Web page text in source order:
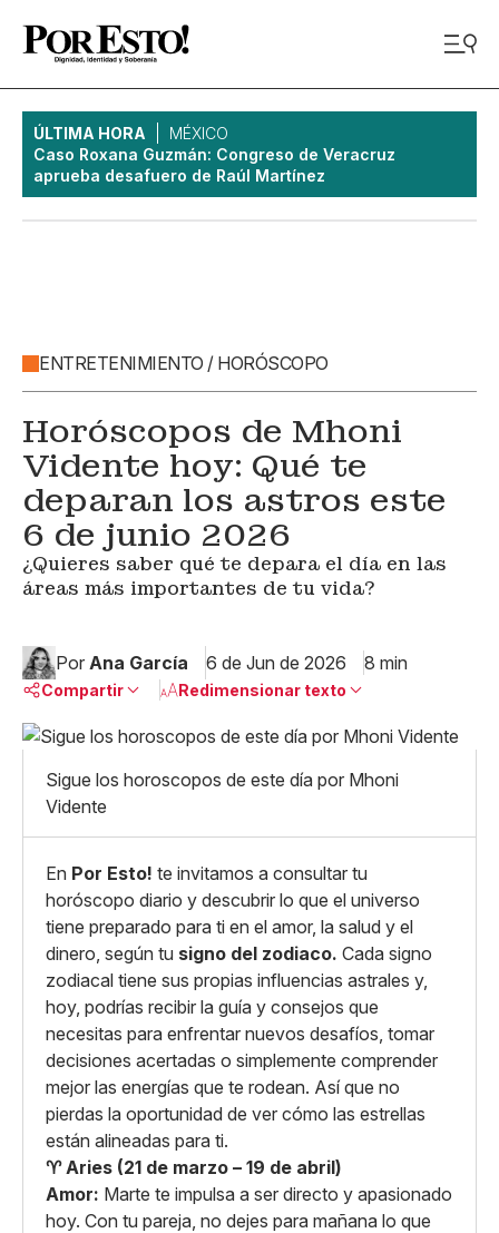
ÚLTIMA HORA
MÉXICO
Caso Roxana Guzmán: Congreso de Veracruz
aprueba desafuero de Raúl Martínez
ENTRETENIMIENTO / HORÓSCOPO
Horóscopos de Mhoni
Vidente hoy: Qué te
deparan los astros este
6 de junio 2026
¿Quieres saber qué te depara el día en las
áreas más importantes de tu vida?
Por Ana García 6 de Jun de 2026 8 min
Compartir
Facebook
X
Copiar enlace
Redimensionar texto
Mediano
Sigue los horoscopos de este día por Mhoni
Vidente
En Por Esto! te invitamos a consultar tu
horóscopo diario y descubrir lo que el universo
tiene preparado para ti en el amor, la salud y el
dinero, según tu signo del zodiaco. Cada signo
zodiacal tiene sus propias influencias astrales y,
hoy, podrías recibir la guía y consejos que
necesitas para enfrentar nuevos desafíos, tomar
decisiones acertadas o simplemente comprender
mejor las energías que te rodean. Así que no
pierdas la oportunidad de ver cómo las estrellas
están alineadas para ti.
♈ Aries (21 de marzo – 19 de abril)
Amor: Marte te impulsa a ser directo y apasionado
hoy. Con tu pareja, no dejes para mañana lo que